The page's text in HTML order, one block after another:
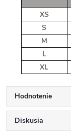
XS
S
M
L
XL
Hodnotenie
Diskusia